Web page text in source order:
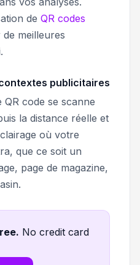
de QR codes
meilleures
publicitaires
code se scanne
la distance réelle et
où votre
que ce soit un
page de magazine,
. No credit card